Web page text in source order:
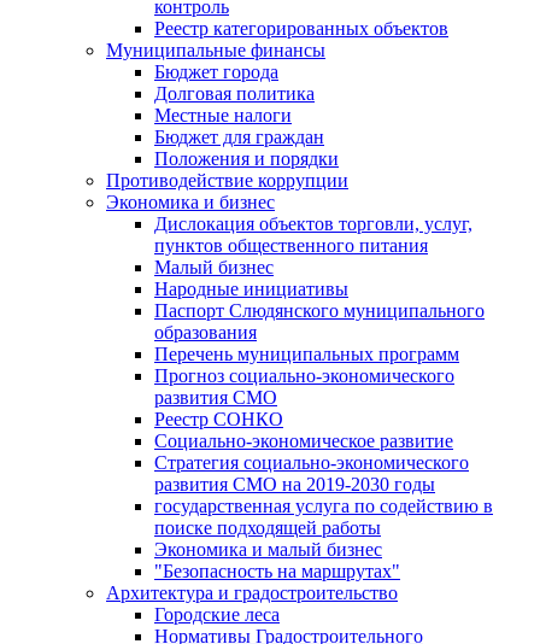
контроль
Реестр категорированных объектов
Муниципальные финансы
Бюджет города
Долговая политика
Местные налоги
Бюджет для граждан
Положения и порядки
Противодействие коррупции
Экономика и бизнес
Дислокация объектов торговли, услуг,
пунктов общественного питания
Малый бизнес
Народные инициативы
Паспорт Слюдянского муниципального
образования
Перечень муниципальных программ
Прогноз социально-экономического
развития СМО
Реестр СОНКО
Социально-экономическое развитие
Стратегия социально-экономического
развития СМО на 2019-2030 годы
государственная услуга по содействию в
поиске подходящей работы
Экономика и малый бизнес
"Безопасность на маршрутах"
Архитектура и градостроительство
Городские леса
Нормативы Градостроительного